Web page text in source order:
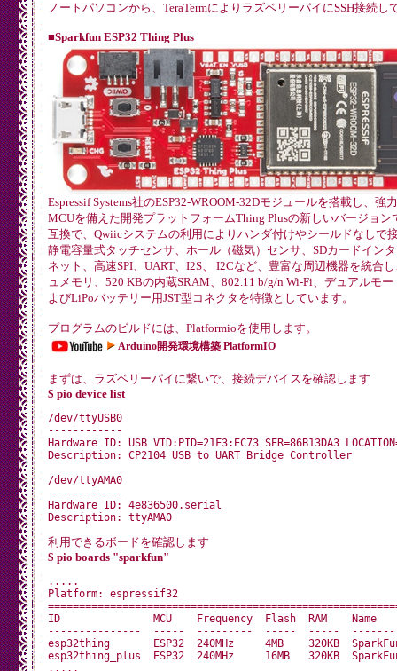
ノートパソコンから、TeraTermによりラズベリーパイにSSH接続し
■Sparkfun ESP32 Thing Plus
Espressif Systems社のESP32-WROOM-32Dモジュールを搭載し、強
MCUを備えた開発プラットフォームThing Plusの新しいバージョン
互換で、Qwiicシステムの利用によりハンダ付けやシールドなしで
静電容量式タッチセンサ、ホール（磁気）センサ、SDカードイン
ネット、高速SPI、UART、I2S、 I2Cなど、豊富な周辺機器を統合
ュメモリ、520 KBの内蔵SRAM、802.11 b/g/n Wi-Fi、デュアルモ
よびLiPoバッテリー用JST型コネクタを特徴としています。
プログラムのビルドには、Platformioを使用します。
Arduino開発環境構築 PlatformIO
まずは、ラズベリーパイに繋いで、接続デバイスを確認します
$ pio device list
/dev/ttyUSB0
------------
Hardware ID: USB VID:PID=21F3:EC73 SER=86B13DA3
Description: CP2104 USB to UART Bridge Controller
/dev/ttyAMA0
------------
Hardware ID: 4e836500.serial
Description: ttyAMA0
利用できるボードを確認します
$ pio boards "sparkfun"
.....
Platform: espressif32
ID               MCU    Frequency  Flash  RAM    Name
---------------  -----  ---------  -----  -----
esp32thing       ESP32  240MHz     4MB    320KB
esp32thing_plus  ESP32  240MHz     16MB   320KB